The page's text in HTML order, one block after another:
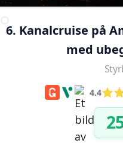
6. Kanalcruise på
med
4.4